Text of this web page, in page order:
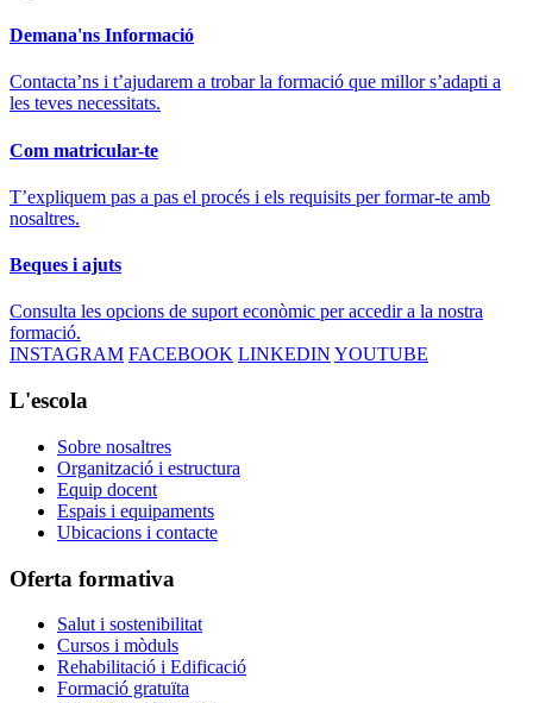
Demana'ns Informació
Contacta’ns i t’ajudarem a trobar la formació que millor s’adapti a
les teves necessitats.
Com matricular-te
T’expliquem pas a pas el procés i els requisits per formar-te amb
nosaltres.
Beques i ajuts
Consulta les opcions de suport econòmic per accedir a la nostra
formació.
INSTAGRAM FACEBOOK LINKEDIN YOUTUBE
L'escola
Sobre nosaltres
Organització i estructura
Equip docent
Espais i equipaments
Ubicacions i contacte
Oferta formativa
Salut i sostenibilitat
Cursos i mòduls
Rehabilitació i Edificació
Formació gratuïta